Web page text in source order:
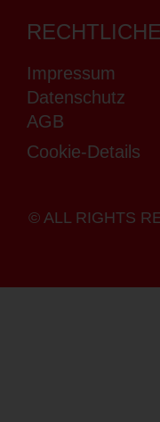
Impressum
Datenschutz
AGB
Cookie-Details
© ALL RIGHTS